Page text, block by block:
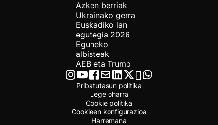
Azken berriak
Ukrainako gerra
Euskadiko lan
egutegia 2026
Eguneko
albisteak
AEB eta Trump
Pribatutasun politika
Lege oharra
Cookie politika
Cookieen konfigurazioa
Harremana